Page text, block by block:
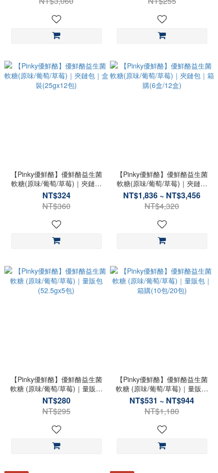
【Pinky優鮮酪】優鮮酪益生菌
軟糖(原味/葡萄/草莓)｜夾鏈包
｜盒裝(25gx12包)
NT$324
NT$360
【Pinky優鮮酪】優鮮酪益生菌
軟糖(原味/葡萄/草莓)｜夾鏈包
｜箱購(6盒/12盒)
NT$1,836 ~ NT$3,456
NT$4,320
【Pinky優鮮酪】優鮮酪益生菌
軟糖 (原味/葡萄/草莓)｜量販包
(52.5gx5包)
NT$280
NT$295
【Pinky優鮮酪】優鮮酪益生菌
軟糖 (原味/葡萄/草莓)｜量販包
｜箱購(10包/20包)
NT$531 ~ NT$944
NT$1,180